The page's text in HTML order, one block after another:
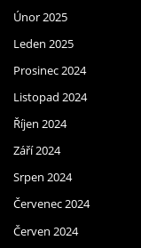
Únor 2025
Leden 2025
Prosinec 2024
Listopad 2024
Říjen 2024
Září 2024
Srpen 2024
Červenec 2024
Červen 2024